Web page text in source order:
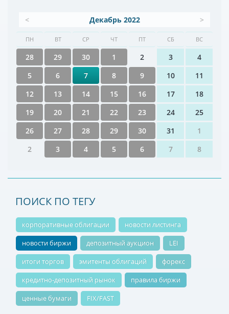
< Декабрь 2022 >
ПН ВТ СР ЧТ ПТ СБ ВС
28 29 30 1 2 3
4
5
6 7 8 9 10
11
12
13 14 15 16 17
18
19
20 21 22 23 24
25
26
27 28 29 30 31
1
2
3 4 5 6 7 8
ПОИСК ПО ТЕГУ
корпоративные облигации
новости листинга
новости биржи
депозитный аукцион
LEI
итоги торгов
эмитенты облигаций
форекс
кредитно-депозитный рынок
правила биржи
ценные бумаги
FIX/FAST